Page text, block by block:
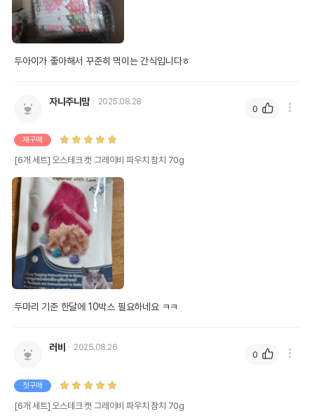
두아이가 좋아해서 꾸준히 먹이는 간식입니다ㅎ
자니주니맘 2025.08.28
재구매
[6개 세트] 오스테크 캣 그레이비 파우치 참치 70g
두마리 기준 한달에 10박스 필요하네요 ㅋㅋ
0
러비 2025.08.26
첫구매
[6개 세트] 오스테크 캣 그레이비 파우치 참치 70g
0